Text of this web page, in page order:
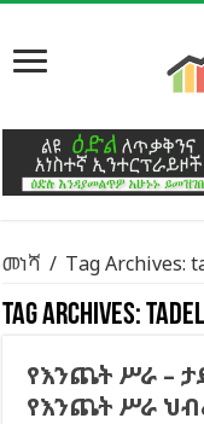
መነሻ / Tag Archives:
Tag Archives:
የእንጨት ሥራ –
የእንጨት ሥራ